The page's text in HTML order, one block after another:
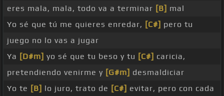
eres mala, mala, todo va a terminar [B] mal
Yo sé que tú me quieres enredar, [C#] pero tu
juego no lo vas a jugar
Ya [D#m] yo sé que tu beso y tu [C#] caricia,
pretendiendo venirme y [G#m] desmaldiciar
Yo te [B] lo juro, trato de [C#] evitar, pero con cada